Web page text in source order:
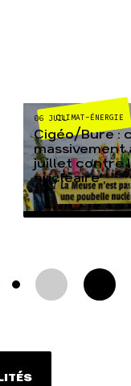
CLIMAT-ÉNERGIE
06 JUIL
Cigéo/Bure :
massivement
juillet contre
nucléaire